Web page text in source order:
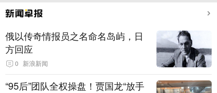
俄以传奇情报员之名命名岛屿，日
方回应
0 新浪新闻
“95后”团队全权操盘！贾国龙“放手